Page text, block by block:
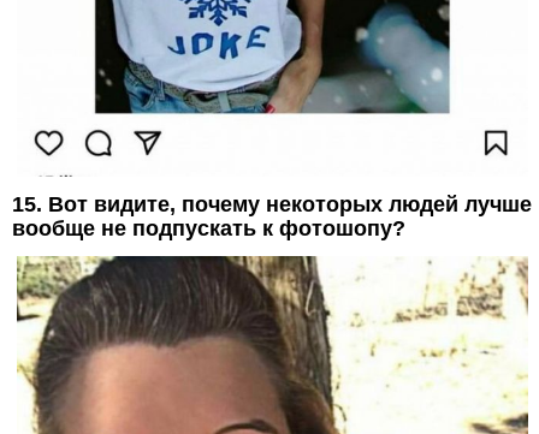
15. Вот видите, почему некоторых людей лучше
вообще не подпускать к фотошопу?